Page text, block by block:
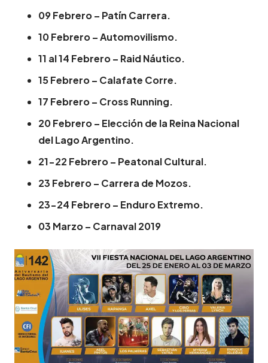
09 Febrero – Patín Carrera.
10 Febrero – Automovilismo.
11 al 14 Febrero – Raid Náutico.
15 Febrero – Calafate Corre.
17 Febrero – Cross Running.
20 Febrero – Elección de la Reina Nacional
del Lago Argentino.
21-22 Febrero – Peatonal Cultural.
23 Febrero – Carrera de Mozos.
23-24 Febrero – Enduro Extremo.
03 Marzo – Carnaval 2019